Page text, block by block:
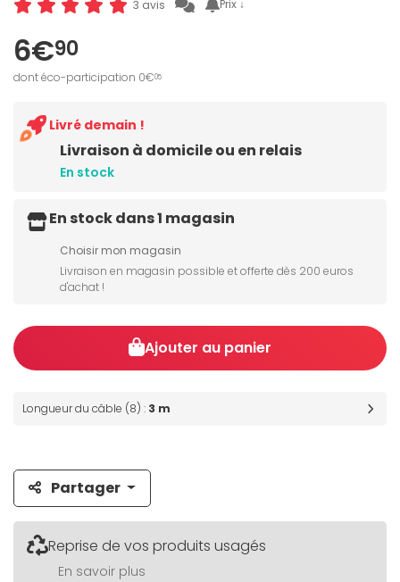
3 avis Prix ↓
6€90
dont éco-participation 0€05
Livraison à domicile ou en relais
En stock
Livré demain !
En stock dans 1 magasin
Choisir mon magasin
Livraison en magasin possible et offerte dès 200 euros
d'achat !
Ajouter au panier
Longueur du câble (8) : 3 m
Partager
Reprise de vos produits usagés
En savoir plus